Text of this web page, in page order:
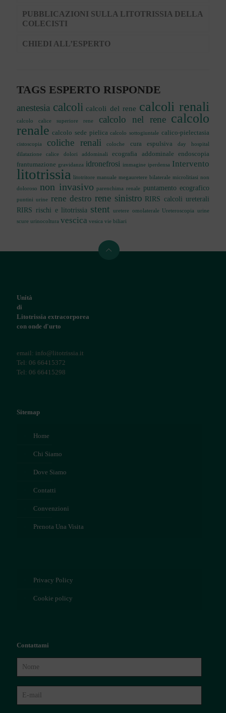
PUBBLICAZIONI SULLA LITOTRISSIA DELLA
COLECISTI
CHIEDI ALL’ESPERTO
TAGS ESPERTO RISPONDE
anestesia calcoli calcoli del rene calcoli renali
calcolo calice superiore rene calcolo nel rene calcolo
renale calcolo sede pielica calcolo sottogiuntale calico-pielectasia
cistoscopia coliche renali coloche cura espulsiva
day hospital
dilatazione calice
dolori addominali ecografia addominale
endoscopia
frantumazione gravidanza idronefrosi immagine iperdensa Intervento
litotrissia litotritore manuale megauretere bilaterale microlitiasi non
doloroso
non invasivo parenchima renale puntamento ecografico
puntini urine rene destro rene sinistro RIRS calcoli ureterali
RIRS rischi e litotrissia stent uretere omolaterale Ureteroscopia
urine
scure urinocoltura vescica vesica vie biliari
Unità
di
Litotrissia extracorporea
con onde d'urto
email: info@litotrissia.it
Tel: 06 66415372
Tel: 06 66415298
Sitemap
Home
Chi Siamo
Dove Siamo
Contatti
Convenzioni
Prenota Una Visita
Privacy Policy
Cookie policy
Contattami